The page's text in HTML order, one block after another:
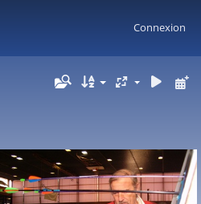
Connexion